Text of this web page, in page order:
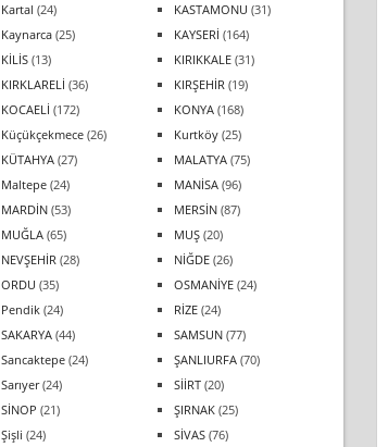
Kartal (24) KASTAMONU (31)
Kaynarca (25) KAYSERİ (164)
KİLİS (13) KIRIKKALE (31)
KIRKLARELİ (36) KIRŞEHİR (19)
KOCAELİ (172) KONYA (168)
Küçükçekmece (26) Kurtköy (25)
KÜTAHYA (27) MALATYA (75)
Maltepe (24) MANİSA (96)
MARDİN (53) MERSİN (87)
MUĞLA (65) MUŞ (20)
NEVŞEHİR (28) NİĞDE (26)
ORDU (35) OSMANİYE (24)
Pendik (24) RİZE (24)
SAKARYA (44) SAMSUN (77)
Sancaktepe (24) ŞANLIURFA (70)
Sarıyer(24) SİİRT (20)
SİNOP (21) ŞIRNAK (25)
Şişli (24) SİVAS (76)